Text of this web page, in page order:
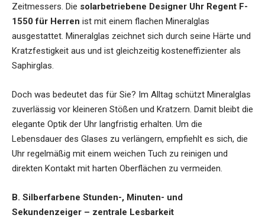
Zeitmessers. Die solarbetriebene Designer Uhr Regent F-
1550 für Herren ist mit einem flachen Mineralglas
ausgestattet. Mineralglas zeichnet sich durch seine Härte und
Kratzfestigkeit aus und ist gleichzeitig kosteneffizienter als
Saphirglas.
Doch was bedeutet das für Sie? Im Alltag schützt Mineralglas
zuverlässig vor kleineren Stößen und Kratzern. Damit bleibt die
elegante Optik der Uhr langfristig erhalten. Um die
Lebensdauer des Glases zu verlängern, empfiehlt es sich, die
Uhr regelmäßig mit einem weichen Tuch zu reinigen und
direkten Kontakt mit harten Oberflächen zu vermeiden.
B. Silberfarbene Stunden-, Minuten- und
Sekundenzeiger – zentrale Lesbarkeit